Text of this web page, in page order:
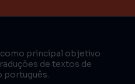
principal objetivo
de textos de
português.